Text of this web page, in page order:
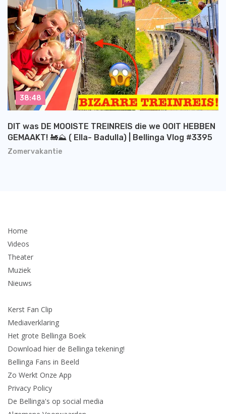
Zomervakantie
DIT was DE MOOISTE TREINREIS die we OOIT HEBBEN
GEMAAKT! 🚂⛰️ ( Ella- Badulla) | Bellinga Vlog #3395
38:48
Home
Videos
Theater
Muziek
Nieuws
Kerst Fan Clip
Mediaverklaring
Het grote Bellinga Boek
Download hier de Bellinga tekening!
Bellinga Fans in Beeld
Zo Werkt Onze App
Privacy Policy
De Bellinga's op social media